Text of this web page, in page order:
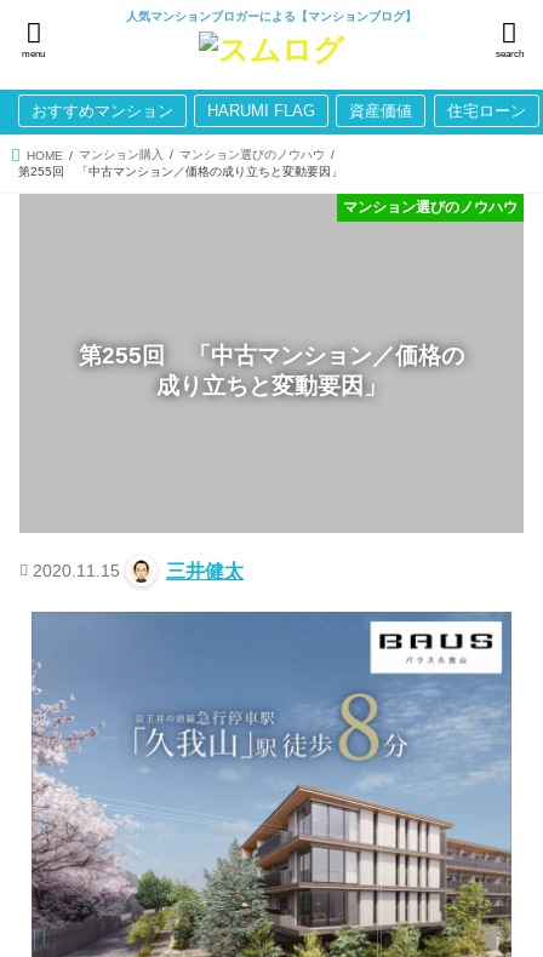
人気マンションブロガーによる【マンションブログ】
search
menu
おすすめマンション HARUMI FLAG 資産価値 住宅ローン
HOME マンション購入
マンション選びのノウハウ
第255回 「中古マンション／価格の成り立ちと変動要因」
第255回 「中古マンション／価格の
成り立ちと変動要因」
マンション選びのノウハウ
2020.11.15 三井健太